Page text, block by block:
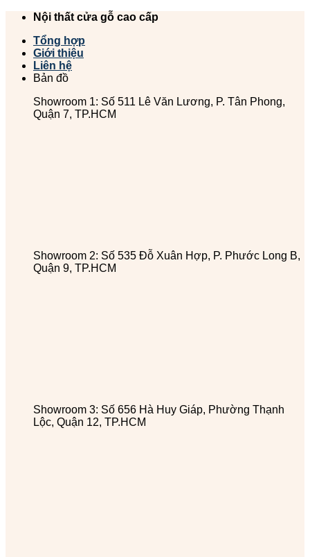
Chuyển
dung
Nội thất cửa gỗ cao cấp
Tổng hợp
Giới thiệu
Liên hệ
Bản đồ
Showroom 1: Số 511 Lê Văn Lương, P. Tân Phong,
Quận 7, TP.HCM
Showroom 2: Số 535 Đỗ Xuân Hợp, P. Phước Long B,
Quận 9, TP.HCM
Showroom 3: Số 656 Hà Huy Giáp, Phường Thạnh
Lộc, Quận 12, TP.HCM